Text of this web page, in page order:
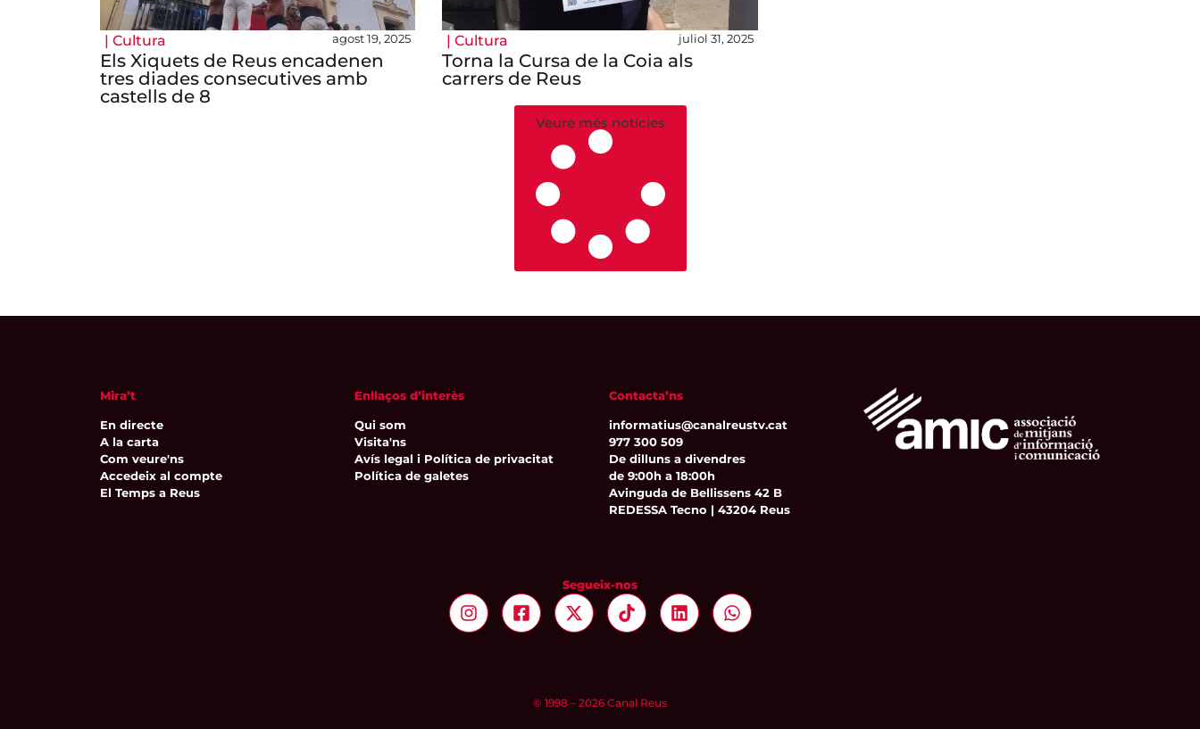
| Cultura agost 19, 2025
Els Xiquets de Reus encadenen
tres diades consecutives amb
castells de 8
| Cultura juliol 31, 2025
Torna la Cursa de la Coia als
carrers de Reus
Veure més notícies
Mira’t
En directe
A la carta
Com veure'ns
Accedeix al compte
El Temps a Reus
Enllaços d’interès
Qui som
Visita'ns
Avís legal i Política de privacitat
Política de galetes
Contacta’ns
informatius@canalreustv.cat
977 300 509
De dilluns a divendres
de 9:00h a 18:00h
Avinguda de Bellissens 42 B
REDESSA Tecno | 43204 Reus
Segueix-nos
© 1998 – 2026 Canal Reus